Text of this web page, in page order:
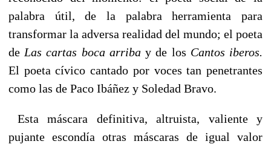
palabra útil, de la palabra herramienta para
transformar la adversa realidad del mundo; el poeta
de Las cartas boca arribay de los Cantos iberos.
El poeta cívico cantado por voces tan penetrantes
como las de Paco Ibáñez y Soledad Bravo.
Esta máscara definitiva, altruista, valiente y
pujante escondía otras máscaras de igual valor